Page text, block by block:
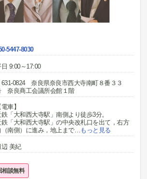
5447-8030
9:00～17:00
631-0824 奈良県奈良市西大寺南町８番３３
奈良商工会議所会館１階
電車】
「大和西大寺駅」南側より徒歩3分。
鉄「大和西大寺駅」の中央改札口を出て，右方
（南側）に進み，地上まで… もっと見る
辺 美紀
相談無料